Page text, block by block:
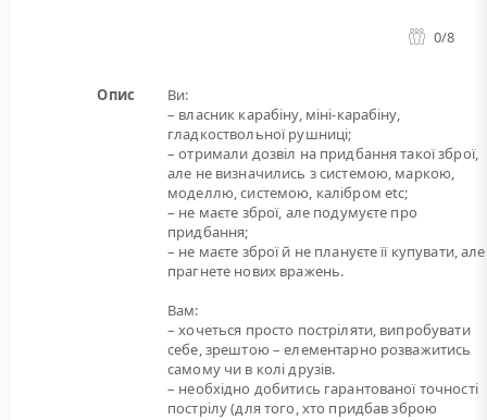
0/8
Опис
Ви:
– власник карабіну, міні-карабіну,
гладкоствольної рушниці;
– отримали дозвіл на придбання такої зброї,
але не визначились з системою, маркою,
моделлю, системою, калібром etc;
– не маєте зброї, але подумуєте про
придбання;
– не маєте зброї й не плануєте її купувати, але
прагнете нових вражень.
Вам:
– хочеться просто постріляти, випробувати
себе, зрештою – елементарно розважитись
самому чи в колі друзів.
– необхідно добитись гарантованої точності
пострілу (для того, хто придбав зброю